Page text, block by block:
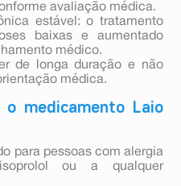
avaliação médica.
estável: o tratamento
baixas e aumentado
médico.
de longa duração e não
médica.
o medicamento Laio
para pessoas com alergia
ou a qualquer